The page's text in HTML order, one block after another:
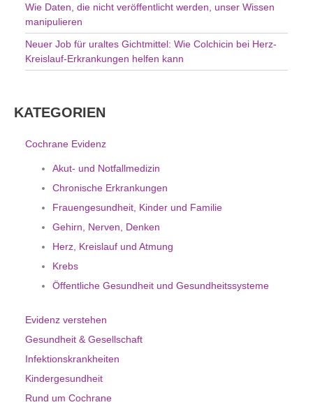
Wie Daten, die nicht veröffentlicht werden, unser Wissen
manipulieren
Neuer Job für uraltes Gichtmittel: Wie Colchicin bei Herz-
Kreislauf-Erkrankungen helfen kann
KATEGORIEN
Cochrane Evidenz
Akut- und Notfallmedizin
Chronische Erkrankungen
Frauengesundheit, Kinder und Familie
Gehirn, Nerven, Denken
Herz, Kreislauf und Atmung
Krebs
Öffentliche Gesundheit und Gesundheitssysteme
Evidenz verstehen
Gesundheit & Gesellschaft
Infektionskrankheiten
Kindergesundheit
Rund um Cochrane